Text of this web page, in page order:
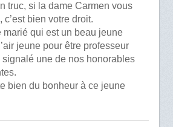
truc, si la dame Carmen vous
c’est bien votre droit.
marié qui est un beau jeune
jeune pour être professeur
signalé une de nos honorables
bien du bonheur à ce jeune